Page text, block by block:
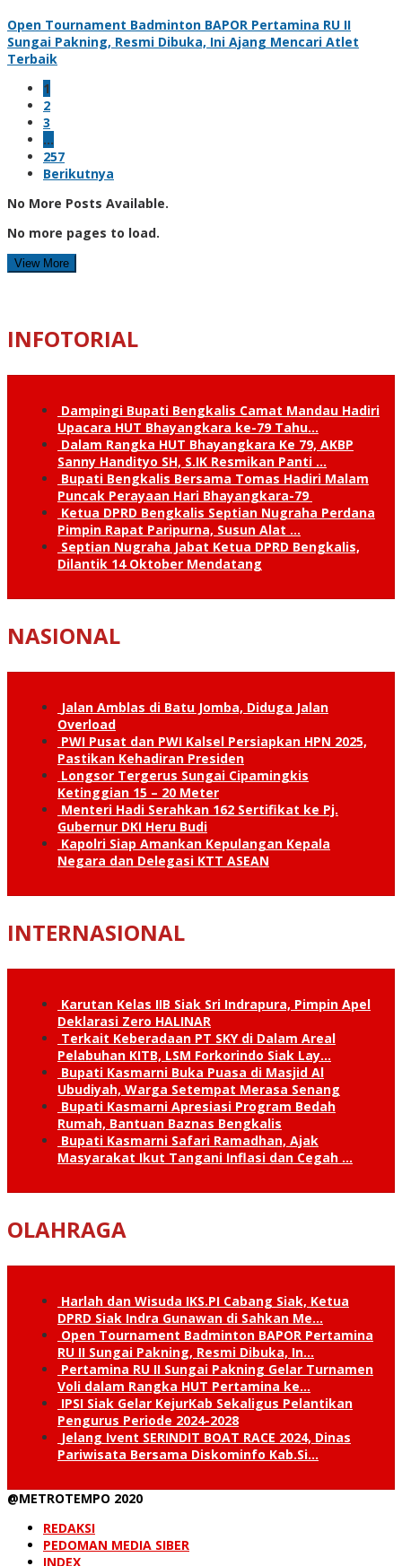
Open Tournament Badminton BAPOR Pertamina RU II
Sungai Pakning, Resmi Dibuka, Ini Ajang Mencari Atlet
Terbaik
1
2
3
…
257
Berikutnya
No More Posts Available.
No more pages to load.
View More
INFOTORIAL
Dampingi Bupati Bengkalis Camat Mandau Hadiri
Upacara HUT Bhayangkara ke-79 Tahu…
Dalam Rangka HUT Bhayangkara Ke 79, AKBP
Sanny Handityo SH, S.IK Resmikan Panti …
Bupati Bengkalis Bersama Tomas Hadiri Malam
Puncak Perayaan Hari Bhayangkara-79
Ketua DPRD Bengkalis Septian Nugraha Perdana
Pimpin Rapat Paripurna, Susun Alat …
Septian Nugraha Jabat Ketua DPRD Bengkalis,
Dilantik 14 Oktober Mendatang
NASIONAL
Jalan Amblas di Batu Jomba, Diduga Jalan
Overload
PWI Pusat dan PWI Kalsel Persiapkan HPN 2025,
Pastikan Kehadiran Presiden
Longsor Tergerus Sungai Cipamingkis
Ketinggian 15 – 20 Meter
Menteri Hadi Serahkan 162 Sertifikat ke Pj.
Gubernur DKI Heru Budi
Kapolri Siap Amankan Kepulangan Kepala
Negara dan Delegasi KTT ASEAN
INTERNASIONAL
Karutan Kelas IIB Siak Sri Indrapura, Pimpin Apel
Deklarasi Zero HALINAR
Terkait Keberadaan PT SKY di Dalam Areal
Pelabuhan KITB, LSM Forkorindo Siak Lay…
Bupati Kasmarni Buka Puasa di Masjid Al
Ubudiyah, Warga Setempat Merasa Senang
Bupati Kasmarni Apresiasi Program Bedah
Rumah, Bantuan Baznas Bengkalis
Bupati Kasmarni Safari Ramadhan, Ajak
Masyarakat Ikut Tangani Inflasi dan Cegah …
OLAHRAGA
Harlah dan Wisuda IKS.PI Cabang Siak, Ketua
DPRD Siak Indra Gunawan di Sahkan Me…
Open Tournament Badminton BAPOR Pertamina
RU II Sungai Pakning, Resmi Dibuka, In…
Pertamina RU II Sungai Pakning Gelar Turnamen
Voli dalam Rangka HUT Pertamina ke…
IPSI Siak Gelar KejurKab Sekaligus Pelantikan
Pengurus Periode 2024-2028
Jelang Ivent SERINDIT BOAT RACE 2024, Dinas
Pariwisata Bersama Diskominfo Kab.Si…
@METROTEMPO 2020
REDAKSI
PEDOMAN MEDIA SIBER
INDEX